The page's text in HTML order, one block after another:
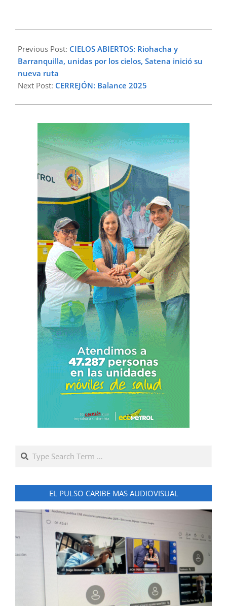
02-
15
Previous Post: CIELOS ABIERTOS: Riohacha y
Barranquilla, unidas por los cielos, Satena inició su
nueva ruta
Next Post: CERREJÓN: Balance 2025
Search
EL PULSO CARIBE MAS AUDIOVISUAL